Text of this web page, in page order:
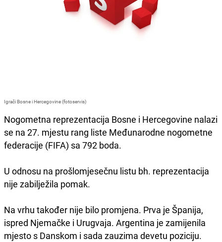
Igrači Bosne i Hercegovine (fotoservis)
Nogometna reprezentacija Bosne i Hercegovine nalazi
se na 27. mjestu rang liste Međunarodne nogometne
federacije (FIFA) sa 792 boda.
U odnosu na prošlomjesečnu listu bh. reprezentacija
nije zabilježila pomak.
Na vrhu također nije bilo promjena. Prva je Španija,
ispred Njemačke i Urugvaja. Argentina je zamijenila
mjesto s Danskom i sada zauzima devetu poziciju.